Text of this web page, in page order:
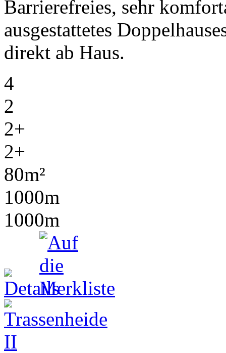
Barrierefreies, sehr
ausgestattetes
direkt ab Haus.
4
2
2+
2+
80m²
1000m
1000m